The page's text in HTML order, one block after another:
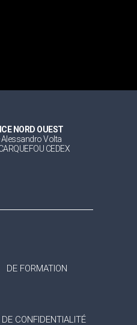
NORD OUEST
Alessandro Volta
CEDEX
DE FORMATION
CONFIDENTIALITÉ